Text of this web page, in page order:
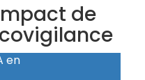
de
en